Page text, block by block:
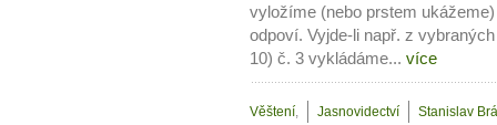
vyložíme (nebo prstem
odpoví. Vyjde-li např. z
10) č. 3 vykládáme... více
Věštení, Jasnovidectví
Stanislav